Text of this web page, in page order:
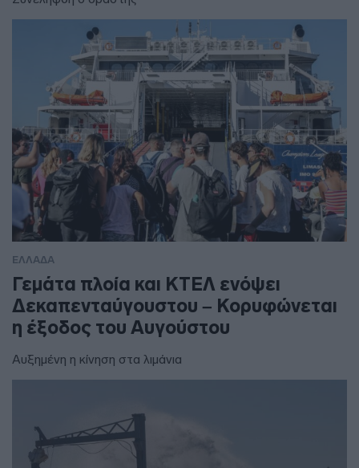
ΕΛΛΑΔΑ
Γεμάτα πλοία και ΚΤΕΛ ενόψει
Δεκαπενταύγουστου – Κορυφώνεται
η έξοδος του Αυγούστου
Αυξημένη η κίνηση στα λιμάνια